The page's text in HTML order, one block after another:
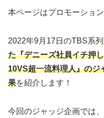
本ページはプロモーショ
2022年9月17日のTBS系列
た『デニーズ社員イチ押
10VS超一流料理人』のジ
果を紹介します！
今回のジャッジ企画では